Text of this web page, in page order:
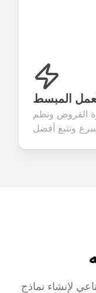
المبسط
القروض ونظم
لإنشاء نماذج